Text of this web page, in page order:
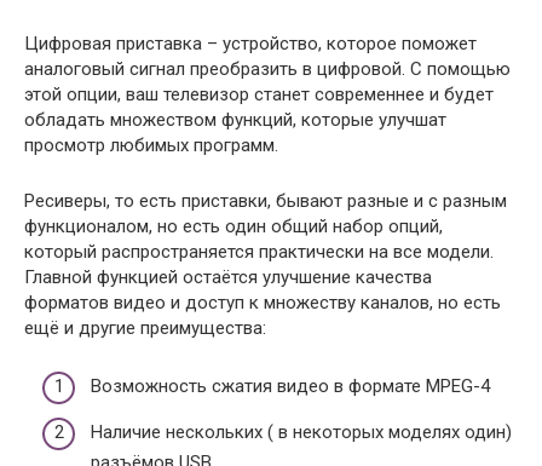
Цифровая приставка – устройство, которое поможет
аналоговый сигнал преобразить в цифровой. С помощью
этой опции, ваш телевизор станет современнее и будет
обладать множеством функций, которые улучшат
просмотр любимых программ.
Ресиверы, то есть приставки, бывают разные и с разным
функционалом, но есть один общий набор опций,
который распространяется практически на все модели.
Главной функцией остаётся улучшение качества
форматов видео и доступ к множеству каналов, но есть
ещё и другие преимущества:
Возможность сжатия видео в формате MPEG-4
Наличие нескольких ( в некоторых моделях один)